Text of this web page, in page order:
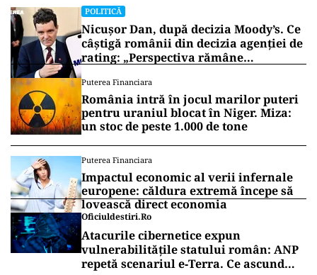
POLITICĂ
Nicușor Dan, după decizia Moody’s. Ce
câștigă românii din decizia agenției de
rating: „Perspectiva rămâne
Puterea Financiara
România intră în jocul marilor puteri
pentru uraniul blocat în Niger. Miza:
un stoc de peste 1.000 de tone
Puterea Financiara
Impactul economic al verii infernale
europene: căldura extremă începe să
lovească direct economia
Oficiuldestiri.ro
Atacurile cibernetice expun
vulnerabilitățile statului român: ANP
repetă scenariul e‑Terra. Ce ascund